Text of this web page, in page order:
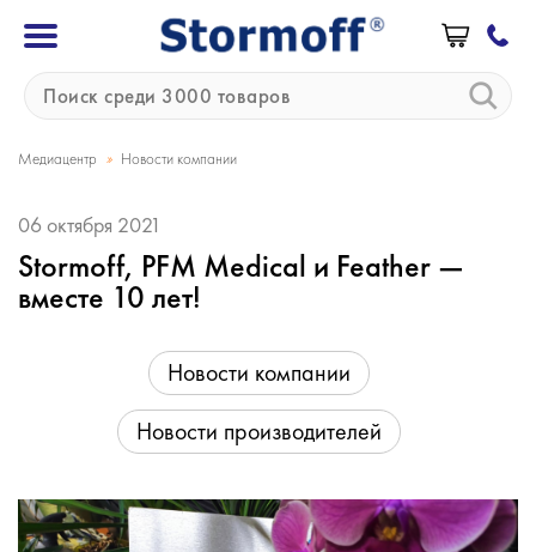
Медиацентр » Новости компании
06 октября 2021
Stormoff, PFM Medical и Feather —
вместе 10 лет!
Новости компании
Новости производителей